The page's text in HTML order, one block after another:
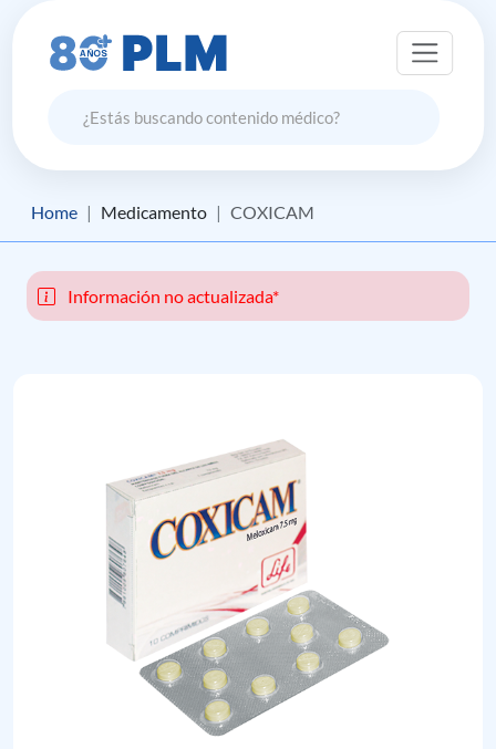
Home Medicamento COXICAM
Información no actualizada*